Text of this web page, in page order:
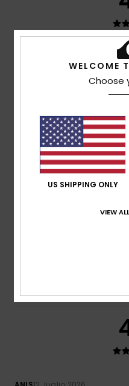
Il materiale potrebbe
mantenere la forma e
Comfort: 4/5 Rapporto
Materiale: 3/5 Colore: 5/5
Consiglio questo prodotto
5
WELCOME
Choose
US SHIPPING ONLY
VIEW